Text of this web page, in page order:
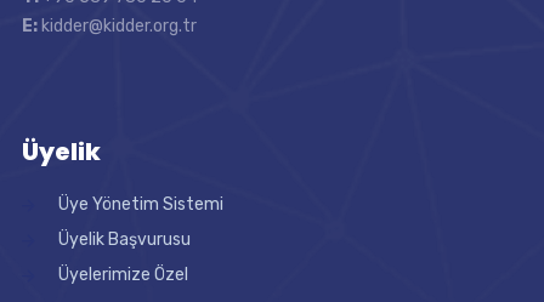
E: kidder@kidder.org.tr
Üyelik
Üye Yönetim Sistemi
Üyelik Başvurusu
Üyelerimize Özel